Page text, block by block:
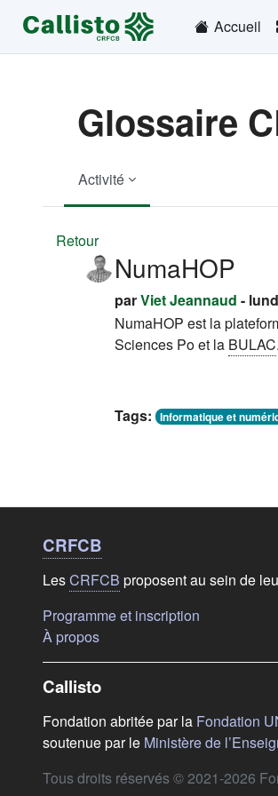
Passer au contenu principal
Accueil
Glossaire
Activité
Retour
NumaHOP
parViet Jeannaud -
NumaHOP est la
Sciences Po et la BULAC
Tags: Informatique et
Liens de bas
CRFCB
LesCRFCB proposent au sein de
Programme et inscription
À propos(s'ouvre dans un nouvel
Callisto
Fondation abritée par la Fondation
soutenue par le Ministère de
Tous droits réservés © 2021-2026